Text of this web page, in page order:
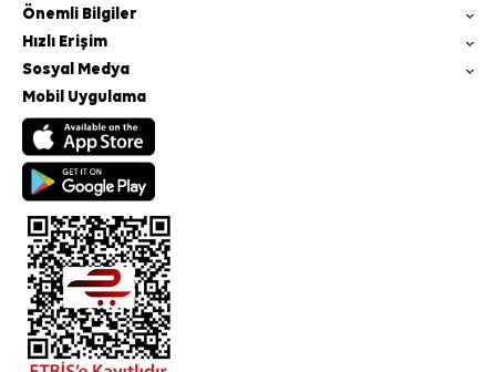
Önemli Bilgiler
Hızlı Erişim
Sosyal Medya
Mobil Uygulama